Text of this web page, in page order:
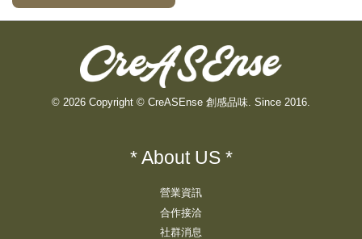
© 2026 Copyright © CreASEnse 創感品味. Since 2016.
* About US *
營業資訊
合作接洽
社群消息